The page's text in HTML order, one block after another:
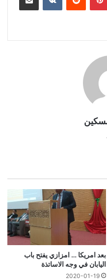
بعد امريكا … امزازي يفتح باب
اليابان في وجه الاساتذة
2020-01-19